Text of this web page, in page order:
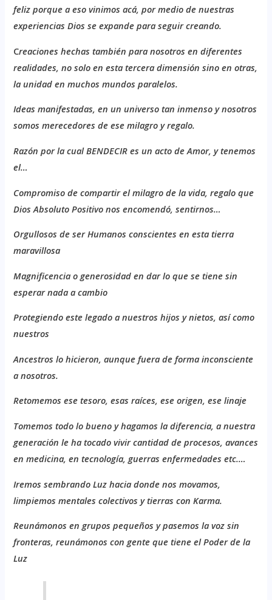
feliz porque a eso vinimos acá, por medio de nuestras
experiencias Dios se expande para seguir creando.
Creaciones hechas también para nosotros en diferentes
realidades, no solo en esta tercera dimensión sino en otras,
la unidad en muchos mundos paralelos.
Ideas manifestadas, en un universo tan inmenso y nosotros
somos merecedores de ese milagro y regalo.
Razón por la cual BENDECIR es un acto de Amor, y tenemos
el…
Compromiso de compartir el milagro de la vida, regalo que
Dios Absoluto Positivo nos encomendó, sentirnos…
Orgullosos de ser Humanos conscientes en esta tierra
maravillosa
Magnificencia o generosidad en dar lo que se tiene sin
esperar nada a cambio
Protegiendo este legado a nuestros hijos y nietos, así como
nuestros
Ancestros lo hicieron, aunque fuera de forma inconsciente
a nosotros.
Retomemos ese tesoro, esas raíces, ese origen, ese linaje
Tomemos todo lo bueno y hagamos la diferencia, a nuestra
generación le ha tocado vivir cantidad de procesos, avances
en medicina, en tecnología, guerras enfermedades etc.…
Iremos sembrando Luz hacia donde nos movamos,
limpiemos mentales colectivos y tierras con Karma.
Reunámonos en grupos pequeños y pasemos la voz sin
fronteras, reunámonos con gente que tiene elPoder de la
Luz